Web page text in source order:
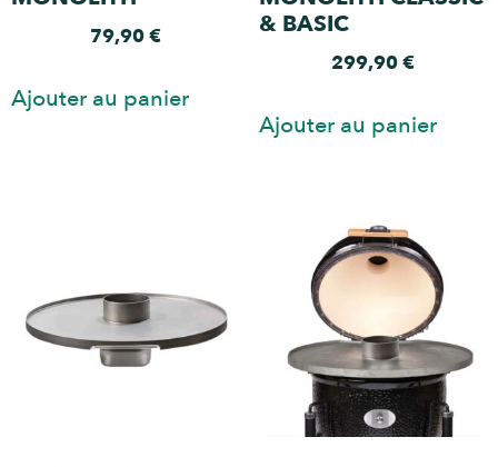
79,90€
Ajouter au panier
& BASIC
299,90€
Ajouter au panier